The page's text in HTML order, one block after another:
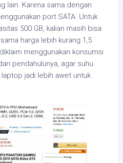
lain. Karena sama dengan
port SATA. Untuk
500 GB, kalian masih bisa
harga lebih kurang 1,5
menggunakan konsumsi
pendahulunya, agar suhu
jadi lebih awet untuk